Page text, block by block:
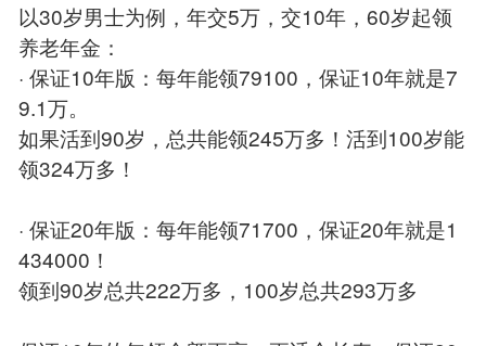
以30岁男士为例，年交5万，交10年，60岁起领
养老年金：
· 保证10年版：每年能领79100，保证10年就是7
9.1万。
如果活到90岁，总共能领245万多！活到100岁能
领324万多！
· 保证20年版：每年能领71700，保证20年就是1
434000！
领到90岁总共222万多，100岁总共293万多